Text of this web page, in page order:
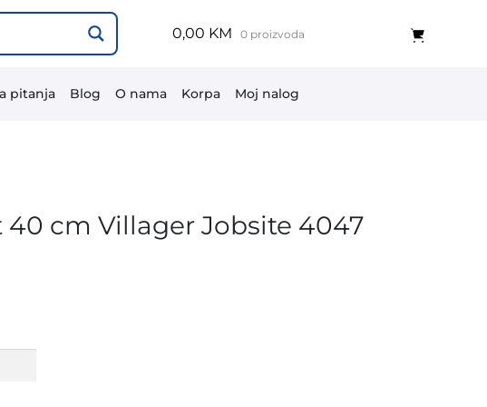
0,00 KM 0 proizvoda
pitanja Blog O nama Korpa Moj nalog
40 cm Villager Jobsite 4047